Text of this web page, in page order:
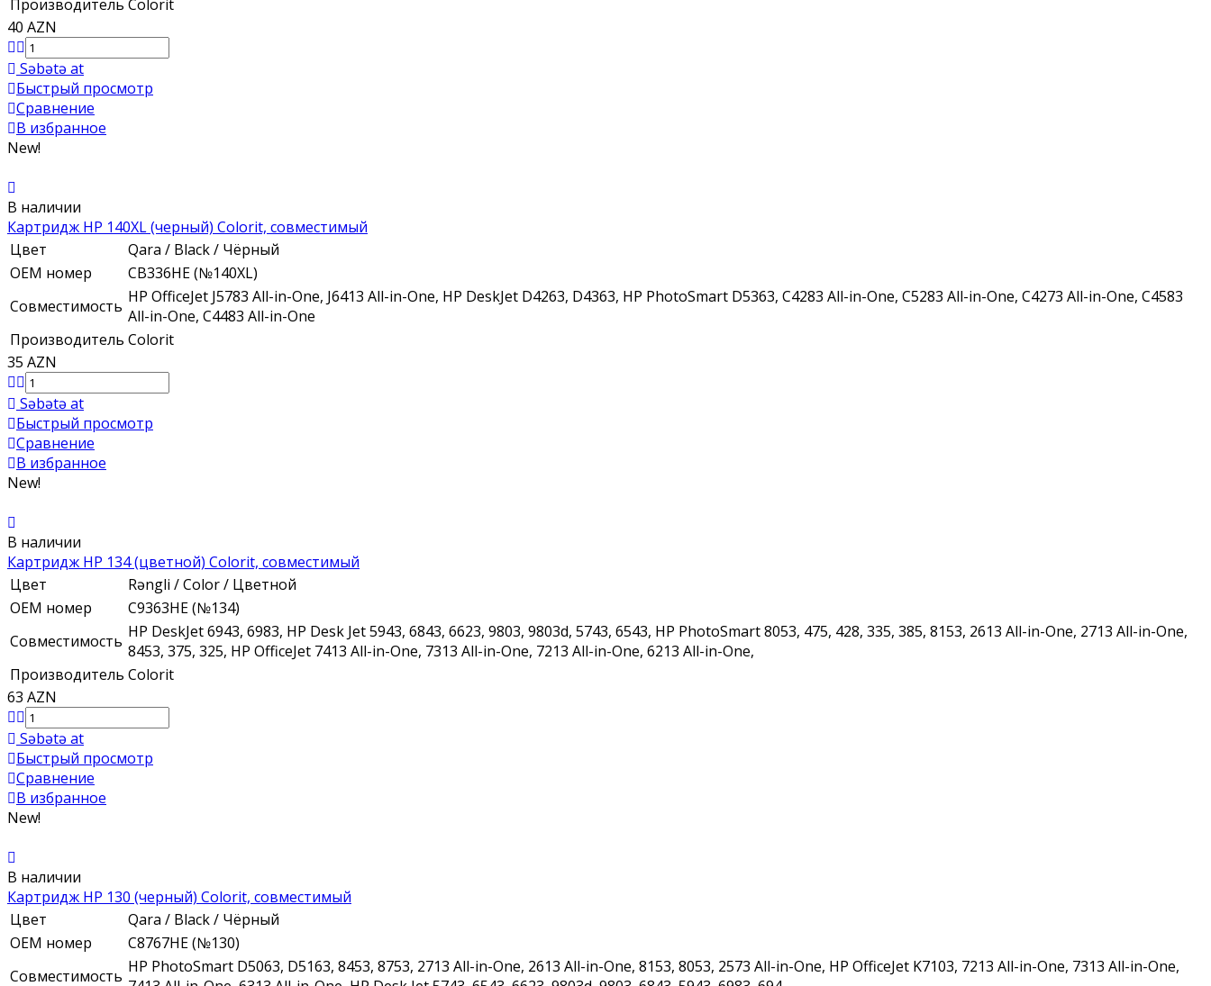
Производитель Colorit
40 AZN
Səbətə at
Быстрый просмотр
Сравнение
В избранное
New!
В наличии
Картридж HP 140XL (черный) Colorit, совместимый
Цвет
Qara / Black / Чёрный
ОЕМ номер
CB336HE (№140XL)
Совместимость HP OfficeJet J5783 All-in-One, J6413 All-in-One, HP DeskJet D4263, D4363, HP PhotoSmart D5363, C4283 All-in-One, C5283 All-in-One, C4273 All-in-One, C4583
All-in-One, C4483 All-in-One
Производитель Colorit
35 AZN
Səbətə at
Быстрый просмотр
Сравнение
В избранное
New!
В наличии
Картридж HP 134 (цветной) Colorit, совместимый
Цвет
Rəngli / Color / Цветной
ОЕМ номер
C9363HE (№134)
Совместимость HP DeskJet 6943, 6983, HP Desk Jet 5943, 6843, 6623, 9803, 9803d, 5743, 6543, HP PhotoSmart 8053, 475, 428, 335, 385, 8153, 2613 All-in-One, 2713 All-in-One,
8453, 375, 325, HP OfficeJet 7413 All-in-One, 7313 All-in-One, 7213 All-in-One, 6213 All-in-One,
Производитель Colorit
63 AZN
Səbətə at
Быстрый просмотр
Сравнение
В избранное
New!
В наличии
Картридж HP 130 (черный) Colorit, совместимый
Цвет
Qara / Black / Чёрный
ОЕМ номер
C8767HE (№130)
Совместимость HP PhotoSmart D5063, D5163, 8453, 8753, 2713 All-in-One, 2613 All-in-One, 8153, 8053, 2573 All-in-One, HP OfficeJet K7103, 7213 All-in-One, 7313 All-in-One,